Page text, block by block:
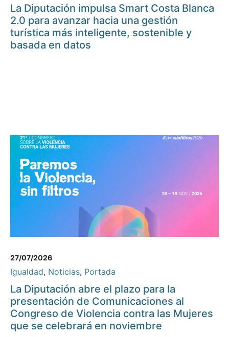
La Diputación impulsa Smart Costa Blanca
2.0 para avanzar hacia una gestión
turística más inteligente, sostenible y
basada en datos
27/07/2026
Igualdad, Noticias, Portada
La Diputación abre el plazo para la
presentación de Comunicaciones al
Congreso de Violencia contra las Mujeres
que se celebrará en noviembre